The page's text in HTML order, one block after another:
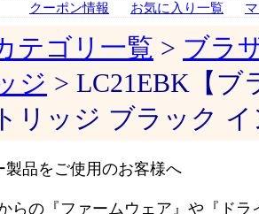
クーポン情報
お気に入り一覧
テゴリ一覧 > ブラ
ジ > LC21EBK【ブ
リッジ ブラック
製品をご使用のお客様へ
らの『ファームウェア』や『ド